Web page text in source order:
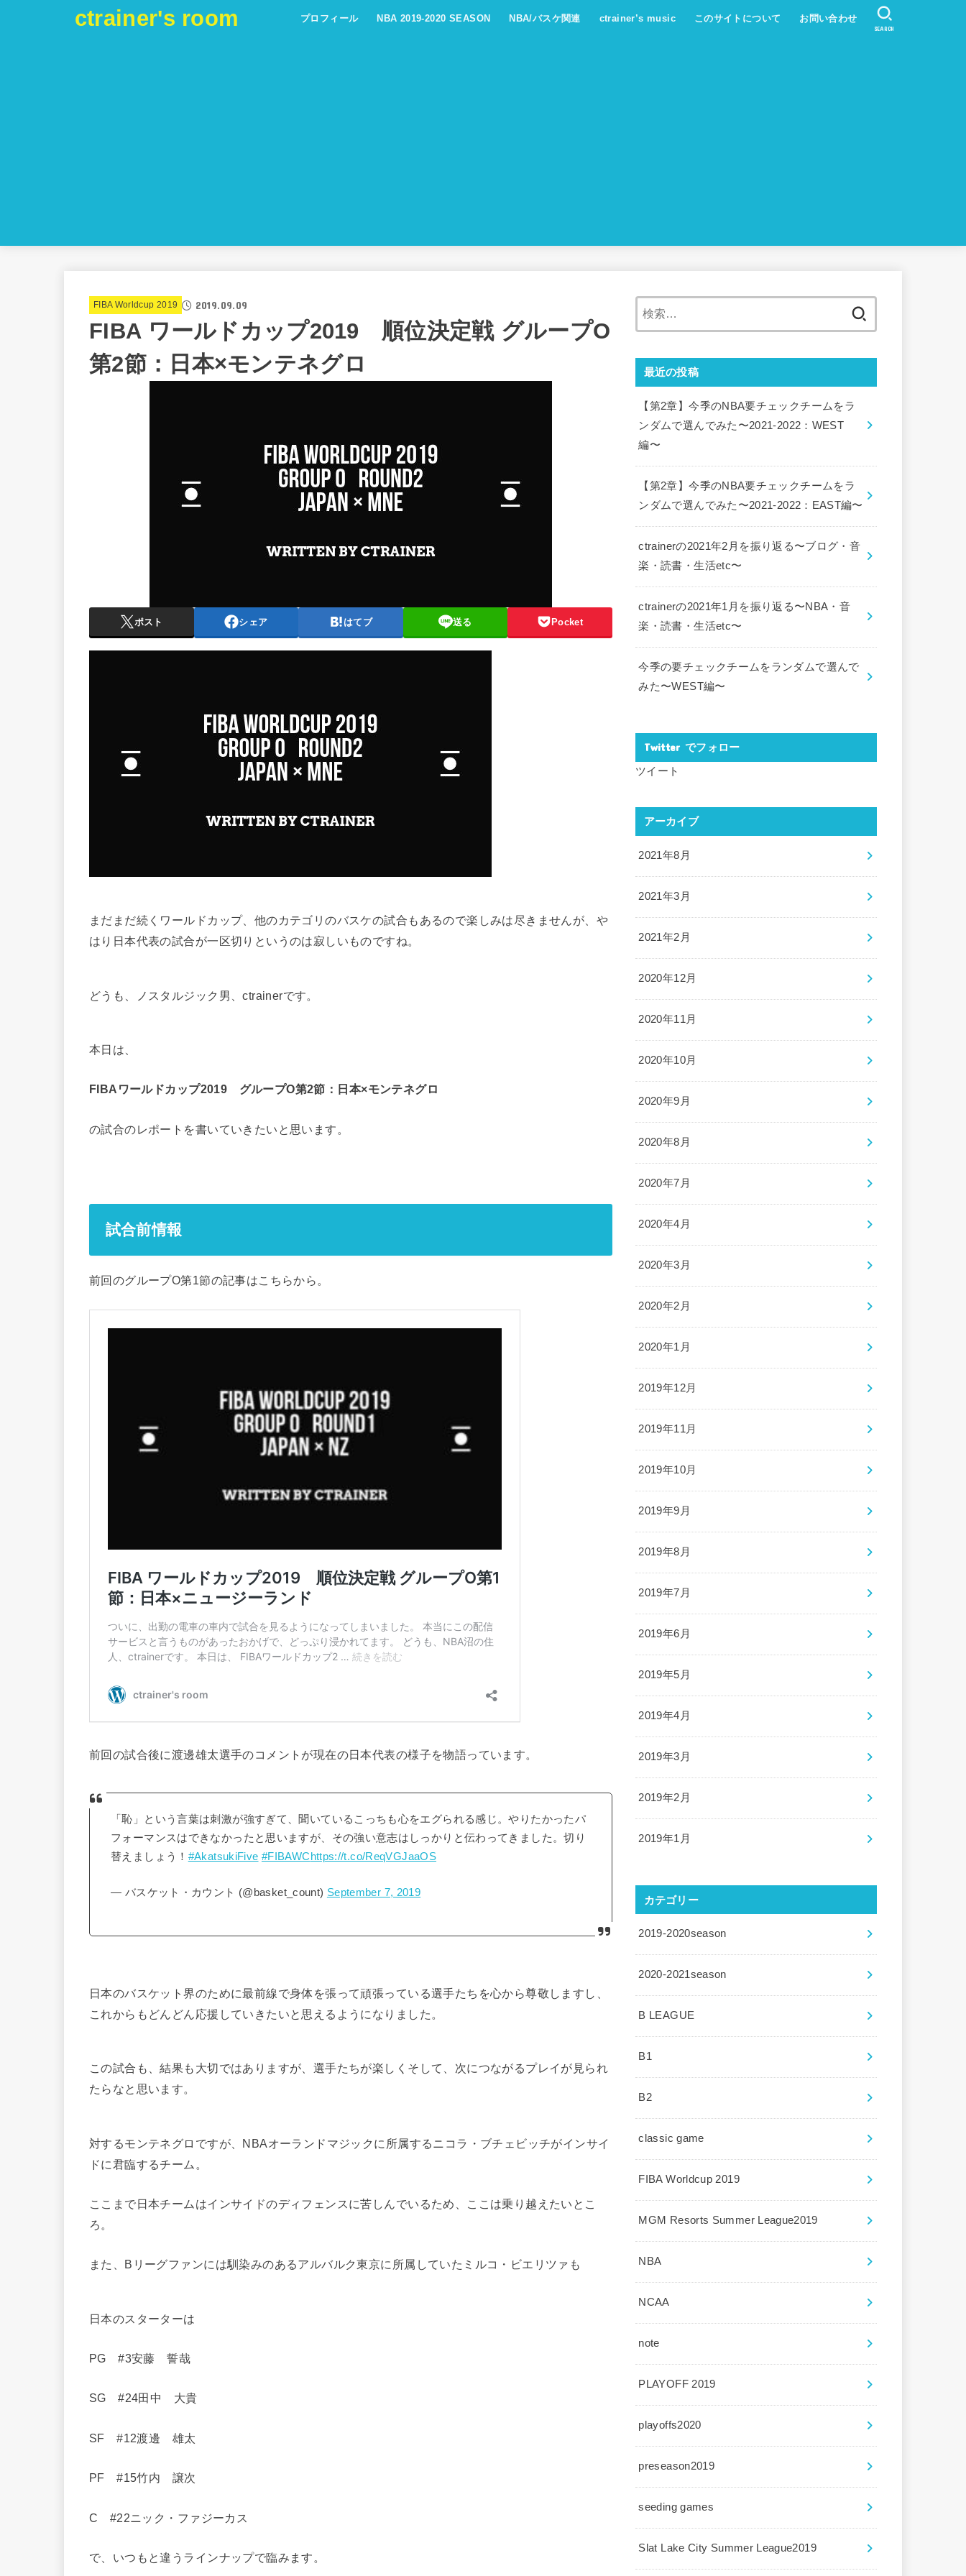
ctrainer's room プロフィール NBA 2019-2020 SEASON NBA/バスケ関連 ctrainer’s music このサイトについて お問い合わせ
SEARCH
FIBA Worldcup 2019 2019.09.09
FIBA ワールドカップ2019 順位決定戦 グループO
第2節：日本×モンテネグロ
ポスト シェア はてブ 送る Pocket
まだまだ続くワールドカップ、他のカテゴリのバスケの試合もあるので楽しみは尽きませんが、や
はり日本代表の試合が一区切りというのは寂しいものですね。
どうも、ノスタルジック男、ctrainerです。
本日は、
FIBAワールドカップ2019 グループO第2節：日本×モンテネグロ
の試合のレポートを書いていきたいと思います。
試合前情報
前回のグループO第1節の記事はこちらから。
前回の試合後に渡邊雄太選手のコメントが現在の日本代表の様子を物語っています。
「恥」という言葉は刺激が強すぎて、聞いているこっちも心をエグられる感じ。やりたかったパ
フォーマンスはできなかったと思いますが、その強い意志はしっかりと伝わってきました。切り
替えましょう！ #AkatsukiFive #FIBAWC https://t.co/ReqVGJaaOS
— バスケット・カウント (@basket_count) September 7, 2019
日本のバスケット界のために最前線で身体を張って頑張っている選手たちを心から尊敬しますし、
これからもどんどん応援していきたいと思えるようになりました。
この試合も、結果も大切ではありますが、選手たちが楽しくそして、次につながるプレイが見られ
たらなと思います。
対するモンテネグロですが、NBAオーランドマジックに所属するニコラ・ブチェビッチがインサイ
ドに君臨するチーム。
ここまで日本チームはインサイドのディフェンスに苦しんでいるため、ここは乗り越えたいとこ
ろ。
また、Bリーグファンには馴染みのあるアルバルク東京に所属していたミルコ・ビエリツァも
日本のスターターは
PG #3安藤 誓哉
SG #24田中 大貴
SF #12渡邊 雄太
PF #15竹内 譲次
C #22ニック・ファジーカス
で、いつもと違うラインナップで臨みます。
最近の投稿
【第2章】今季のNBA要チェックチームをラ
ンダムで選んでみた〜2021-2022：WEST
編〜
【第2章】今季のNBA要チェックチームをラ
ンダムで選んでみた〜2021-2022：EAST編〜
ctrainerの2021年2月を振り返る〜ブログ・音
楽・読書・生活etc〜
ctrainerの2021年1月を振り返る〜NBA・音
楽・読書・生活etc〜
今季の要チェックチームをランダムで選んで
みた〜WEST編〜
Twitter でフォロー
ツイート
アーカイブ
2021年8月
2021年3月
2021年2月
2020年12月
2020年11月
2020年10月
2020年9月
2020年8月
2020年7月
2020年4月
2020年3月
2020年2月
2020年1月
2019年12月
2019年11月
2019年10月
2019年9月
2019年8月
2019年7月
2019年6月
2019年5月
2019年4月
2019年3月
2019年2月
2019年1月
カテゴリー
2019-2020season
2020-2021season
B LEAGUE
B1
B2
classic game
FIBA Worldcup 2019
MGM Resorts Summer League2019
NBA
NCAA
note
PLAYOFF 2019
playoffs2020
preseason2019
seeding games
Slat Lake City Summer League2019